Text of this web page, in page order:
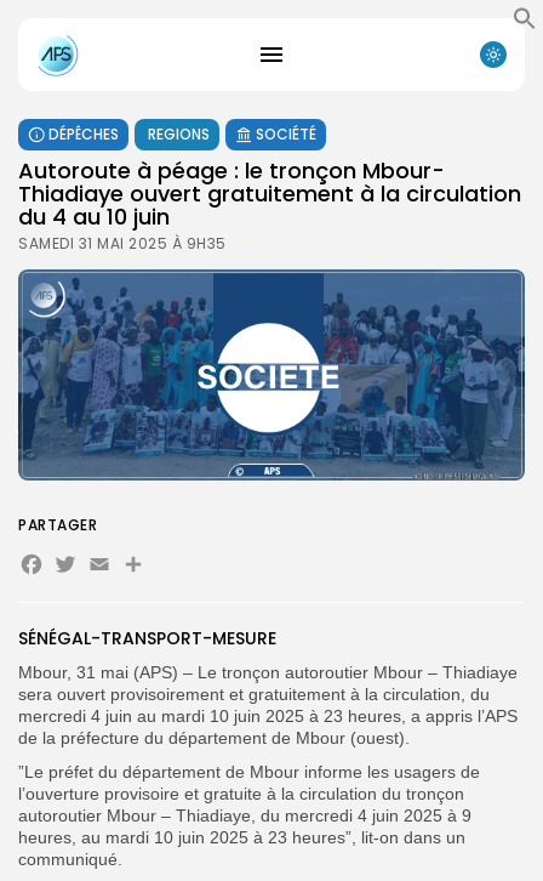
FR
DÉPÊCHES REGIONS SOCIÉTÉ
Autoroute à péage : le tronçon Mbour-
Thiadiaye ouvert gratuitement à la circulation
du 4 au 10 juin
SAMEDI 31 MAI 2025 À 9H35
SÉNÉGAL-TRANSPORT-MESURE
Mbour, 31 mai (APS) – Le tronçon autoroutier Mbour – Thiadiaye
sera ouvert provisoirement et gratuitement à la circulation, du
mercredi 4 juin au mardi 10 juin 2025 à 23 heures, a appris l’APS
de la préfecture du département de Mbour (ouest).
”Le préfet du département de Mbour informe les usagers de
l’ouverture provisoire et gratuite à la circulation du tronçon
autoroutier Mbour – Thiadiaye, du mercredi 4 juin 2025 à 9
heures, au mardi 10 juin 2025 à 23 heures”, lit-on dans un
communiqué.
PARTAGER
Facebook
Twitter
EmailPartager